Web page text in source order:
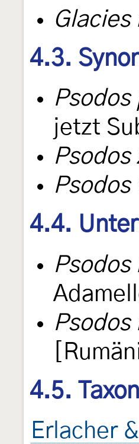
4.3.
jetzt
Psodos
4.4.
4.5.
Erlacher